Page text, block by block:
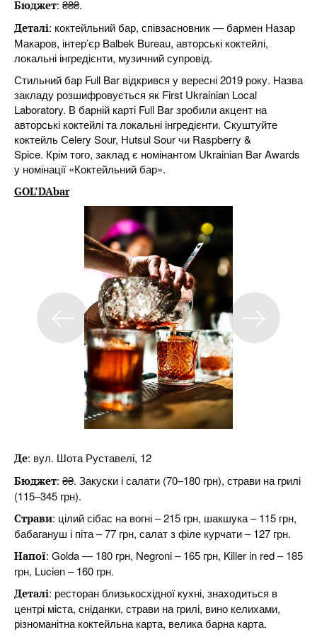
Бюджет: ₴₴₴.
Деталі: коктейльний бар, співзасновник — бармен Назар
Макаров, інтер’єр Balbek Bureau, авторські коктейлі,
локальні інгредієнти, музичний супровід.
Стильний бар Full Bar відкрився у вересні 2019 року. Назва
закладу розшифровується як First Ukrainian Local
Laboratory. В барній карті Full Bar зробили акцент на
авторські коктейлі та локальні інгредієнти. Скуштуйте
коктейль Сelery Sour, Hutsul Sour чи Raspberry &
Spice. Крім того, заклад є номінантом Ukrainian Bar Awards
у номінації «Коктейльний бар».
GOL’DAbar
Де: вул. Шота Руставелі, 12
Бюджет: ₴₴. Закуски і салати (70–180 грн), страви на грилі
(115–345 грн).
Страви: цілий сібас на вогні – 215 грн, шакшука – 115 грн,
бабагануш і піта – 77 грн, салат з філе курчати – 127 грн.
Напої: Golda — 180 грн, Negroni – 165 грн, Killer in red – 185
грн, Lucien – 160 грн.
Деталі: ресторан близькосхідної кухні, знаходиться в
центрі міста, сніданки, страви на грилі, вино келихами,
різноманітна коктейльна карта, велика барна карта.